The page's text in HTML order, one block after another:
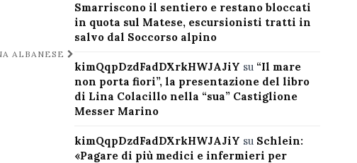
ALBANESE
Smarriscono il sentiero e restano bloccati
in quota sul Matese, escursionisti tratti in
salvo dal Soccorso alpino
kimQqpDzdFadDXrkHWJAJiY su “Il mare
non porta fiori”, la presentazione del libro
di Lina Colacillo nella “sua” Castiglione
Messer Marino
kimQqpDzdFadDXrkHWJAJiY su Schlein:
«Pagare di più medici e infermieri per